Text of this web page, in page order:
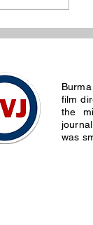
ဒေါ်အောင်
NLDအသိအ
film
the
was